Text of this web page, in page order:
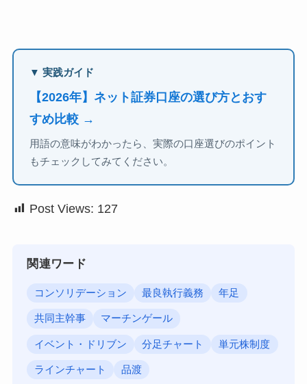
▼ 実践ガイド
【2026年】ネット証券口座の選び方とおす
すめ比較 →
用語の意味がわかったら、実際の口座選びのポイント
もチェックしてみてください。
Post Views: 127
関連ワード
コンソリデーション 最良執行義務 年足
共同主幹事 マーチンゲール
イベント・ドリブン 分足チャート 単元株制度
ラインチャート 品渡